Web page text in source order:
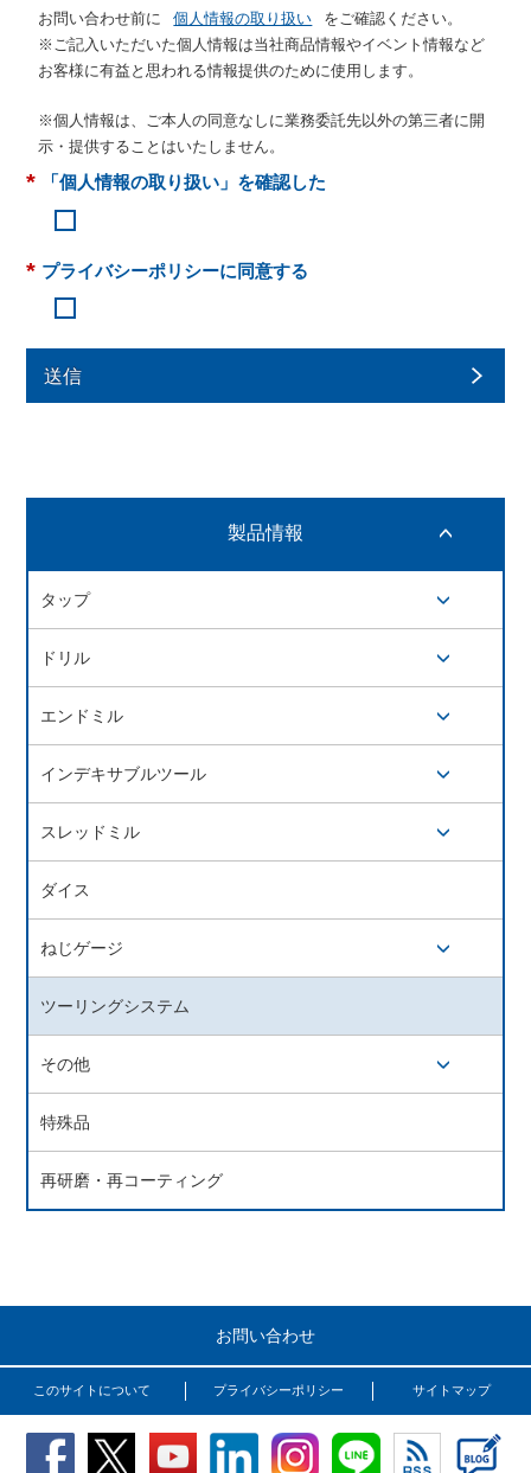
お問い合わせ前に 個人情報の取り扱い
をご確認ください。
※ご記入いただいた個人情報は当社商品情報やイベント情報など
お客様に有益と思われる情報提供のために使用します。
※個人情報は、ご本人の同意なしに業務委託先以外の第三者に開
示・提供することはいたしません。
* 「個人情報の取り扱い」を確認した
* プライバシーポリシーに同意する
送信
製品情報
タップ
ドリル
エンドミル
インデキサブルツール
スレッドミル
ダイス
ねじゲージ
ツーリングシステム
その他
特殊品
再研磨・再コーティング
お問い合わせ
このサイトについて プライバシーポリシー サイトマップ